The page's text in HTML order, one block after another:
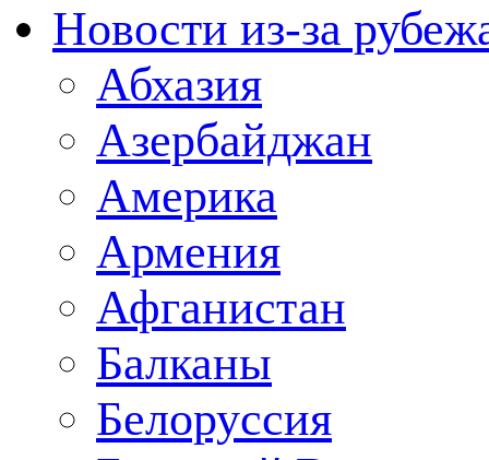
Новости из-за
Абхазия
Азербайджан
Америка
Армения
Афганистан
Балканы
Белоруссия